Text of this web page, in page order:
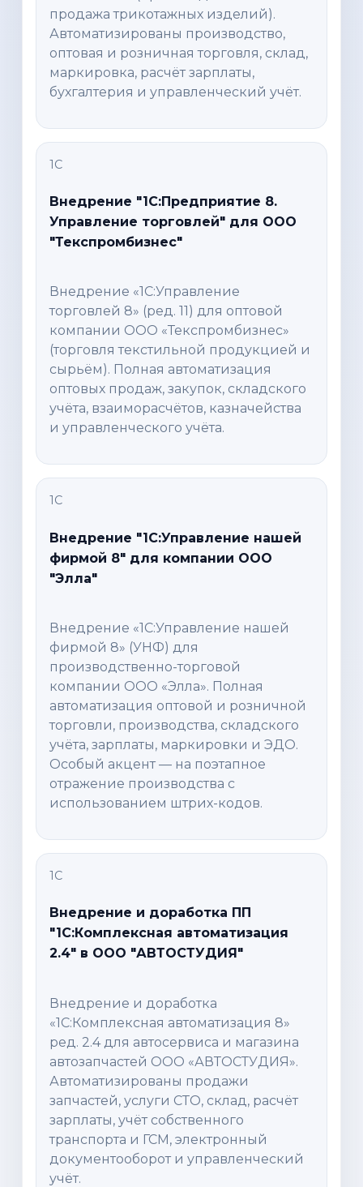
продажа трикотажных изделий).
Автоматизированы производство,
оптовая и розничная торговля, склад,
маркировка, расчёт зарплаты,
бухгалтерия и управленческий учёт.
1С
Внедрение "1С:Предприятие 8.
Управление торговлей" для ООО
"Текспромбизнес"
Внедрение «1С:Управление
торговлей 8» (ред. 11) для оптовой
компании ООО «Текспромбизнес»
(торговля текстильной продукцией и
сырьём). Полная автоматизация
оптовых продаж, закупок, складского
учёта, взаиморасчётов, казначейства
и управленческого учёта.
1С
Внедрение "1С:Управление нашей
фирмой 8" для компании ООО
"Элла"
Внедрение «1С:Управление нашей
фирмой 8» (УНФ) для
производственно-торговой
компании ООО «Элла». Полная
автоматизация оптовой и розничной
торговли, производства, складского
учёта, зарплаты, маркировки и ЭДО.
Особый акцент — на поэтапное
отражение производства с
использованием штрих-кодов.
1С
Внедрение и доработка ПП
"1С:Комплексная автоматизация
2.4" в ООО "АВТОСТУДИЯ"
Внедрение и доработка
«1С:Комплексная автоматизация 8»
ред. 2.4 для автосервиса и магазина
автозапчастей ООО «АВТОСТУДИЯ».
Автоматизированы продажи
запчастей, услуги СТО, склад, расчёт
зарплаты, учёт собственного
транспорта и ГСМ, электронный
документооборот и управленческий
учёт.